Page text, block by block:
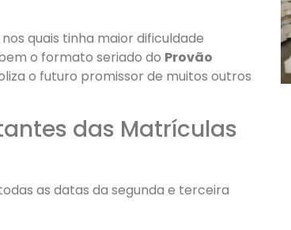
quais tinha maior dificuldade
o formato seriado do Provão
o futuro promissor de muitos outros
das Matrículas
as datas da segunda e terceira